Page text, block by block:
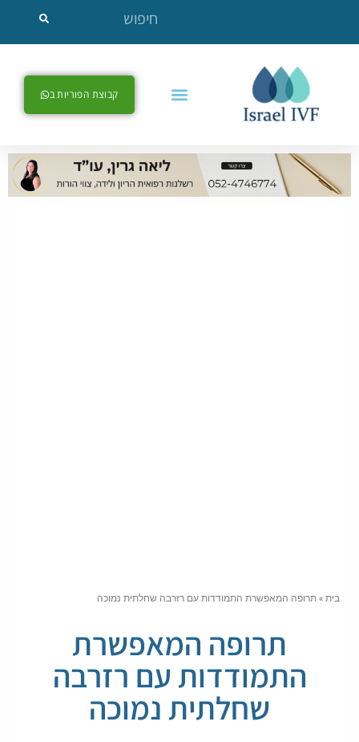
קבוצת הפוריות ב
בית»תרופה המאפשרת התמודדות עם רזרבה שחלתית נמוכה
תרופה המאפשרת
התמודדות עם רזרבה
שחלתית נמוכה